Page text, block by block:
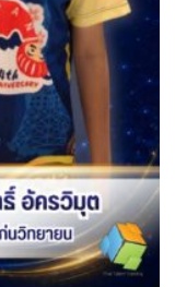
ชิง
ถ้วย
พระราชทาน
พระบาท
สมเด็จ
พระเจ้าอยู่หัว
ประจำ
ปี
2569